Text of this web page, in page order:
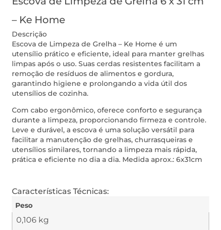
– Ke Home
Descrição
Escova de Limpeza de Grelha – Ke Home é um
utensílio prático e eficiente, ideal para manter grelhas
limpas após o uso. Suas cerdas resistentes facilitam a
remoção de resíduos de alimentos e gordura,
garantindo higiene e prolongando a vida útil dos
utensílios de cozinha.
Com cabo ergonômico, oferece conforto e segurança
durante a limpeza, proporcionando firmeza e controle.
Leve e durável, a escova é uma solução versátil para
facilitar a manutenção de grelhas, churrasqueiras e
utensílios similares, tornando a limpeza mais rápida,
prática e eficiente no dia a dia. Medida aprox.: 6x31cm
Características Técnicas:
Peso
0,106 kg